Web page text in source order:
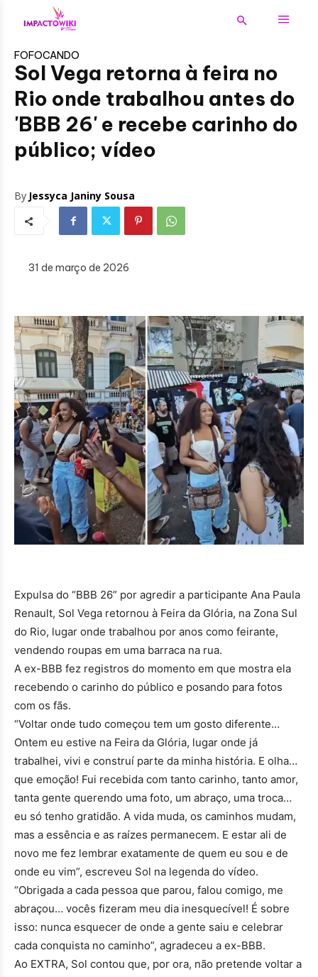
FOFOCANDO
Sol Vega retorna à feira no
Rio onde trabalhou antes do
'BBB 26' e recebe carinho do
público; vídeo
By Jessyca Janiny Sousa
31 de março de 2026
Expulsa do “BBB 26” por agredir a participante Ana Paula
Renault, Sol Vega retornou à Feira da Glória, na Zona Sul
do Rio, lugar onde trabalhou por anos como feirante,
vendendo roupas em uma barraca na rua.
A ex-BBB fez registros do momento em que mostra ela
recebendo o carinho do público e posando para fotos
com os fãs.
“Voltar onde tudo começou tem um gosto diferente…
Ontem eu estive na Feira da Glória, lugar onde já
trabalhei, vivi e construí parte da minha história. E olha…
que emoção! Fui recebida com tanto carinho, tanto amor,
tanta gente querendo uma foto, um abraço, uma troca…
eu só tenho gratidão. A vida muda, os caminhos mudam,
mas a essência e as raízes permanecem. E estar ali de
novo me fez lembrar exatamente de quem eu sou e de
onde eu vim”, escreveu Sol na legenda do vídeo.
“Obrigada a cada pessoa que parou, falou comigo, me
abraçou… vocês fizeram meu dia inesquecível! É sobre
isso: nunca esquecer de onde a gente saiu e celebrar
cada conquista no caminho”, agradeceu a ex-BBB.
Ao EXTRA, Sol contou que, por ora, não pretende voltar a